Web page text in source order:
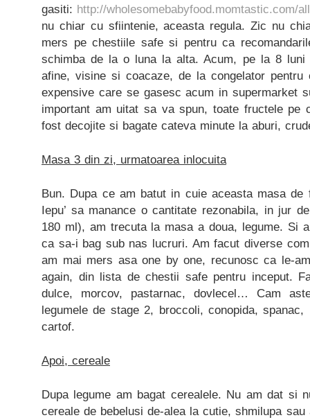
gasiti: http://wholesomebabyfood.momtastic.com/
nu chiar cu sfiintenie, aceasta regula. Zic nu
mers pe chestiile safe si pentru ca
schimba de la o luna la alta. Acum, pe la 8
afine, visine si coacaze, de la congelator
expensive care se gasesc acum in supermarket
important am uitat sa va spun, toate fructele pe
fost decojite si bagate cateva minute la aburi,
Masa 3 din zi, urmatoarea inlocuita
Bun. Dupa ce am batut in cuie aceasta masa
Iepu’ sa manance o cantitate rezonabila, in jur
180 ml), am trecuta la masa a doua, legume. Si
ca sa-i bag sub nas lucruri. Am facut diverse
am mai mers asa one by one, recunosc ca le-
again, din lista de chestii safe pentru inceput.
dulce, morcov, pastarnac, dovlecel… Cam
legumele de stage 2, broccoli, conopida,
cartof.
Apoi, cereale
Dupa legume am bagat cerealele. Nu am dat si
cereale de bebelusi de-alea la cutie, shmilupa